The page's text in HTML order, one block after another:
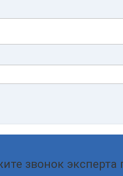
звонок